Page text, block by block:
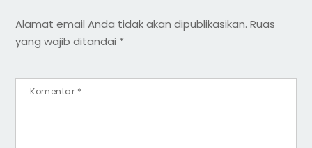
Alamat email Anda tidak akan dipublikasikan. Ruas
yang wajib ditandai *
Komentar *